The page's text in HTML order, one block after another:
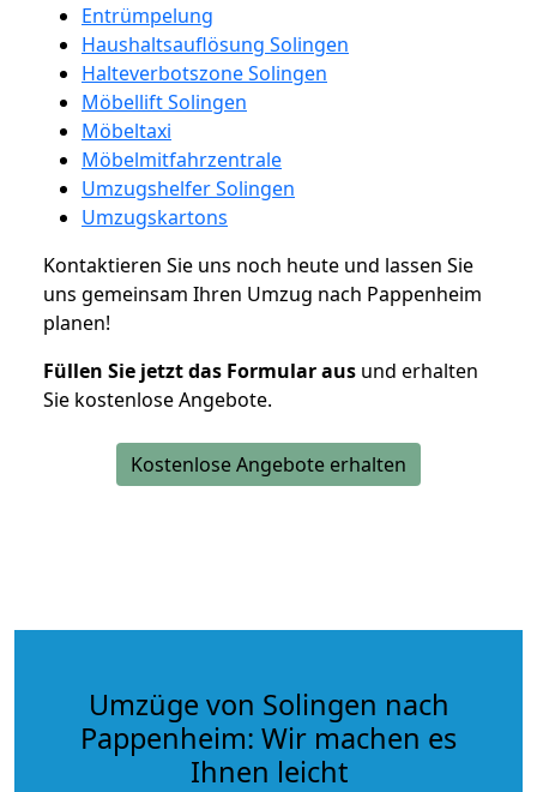
Entrümpelung
Haushaltsauflösung Solingen
Halteverbotszone Solingen
Möbellift Solingen
Möbeltaxi
Möbelmitfahrzentrale
Umzugshelfer Solingen
Umzugskartons
Kontaktieren Sie uns noch heute und lassen Sie
uns gemeinsam Ihren Umzug nach Pappenheim
planen!
Füllen Sie jetzt das Formular aus und erhalten
Sie kostenlose Angebote.
Kostenlose Angebote erhalten
Umzüge von Solingen nach
Pappenheim: Wir machen es
Ihnen leicht